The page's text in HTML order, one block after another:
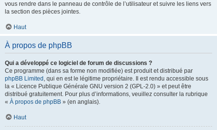
vous rendre dans le panneau de contrôle de l’utilisateur et suivre les liens vers
la section des pièces jointes.
Haut
À propos de phpBB
Qui a développé ce logiciel de forum de discussions ?
Ce programme (dans sa forme non modifiée) est produit et distribué par
phpBB Limited , qui en est le légitime propriétaire. Il est rendu accessible sous
la « Licence Publique Générale GNU version 2 (GPL-2.0) » et peut être
distribué gratuitement. Pour plus d’informations, veuillez consulter la rubrique
« À propos de phpBB » (en anglais).
Haut